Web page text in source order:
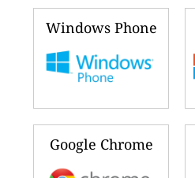
Windows Phone
Google Chrome